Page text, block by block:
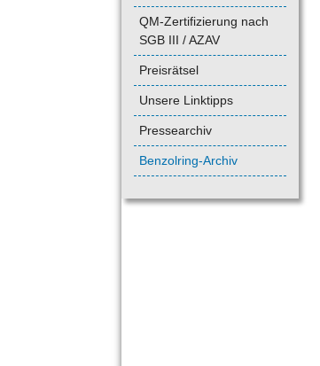
QM-Zertifizierung nach
SGB III / AZAV
Preisrätsel
Unsere Linktipps
Pressearchiv
Benzolring-Archiv